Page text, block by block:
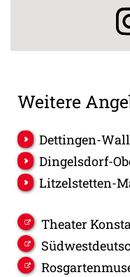
Weitere
Dettingen-
Dingelsdorf-
Litzelstetten-
Theater